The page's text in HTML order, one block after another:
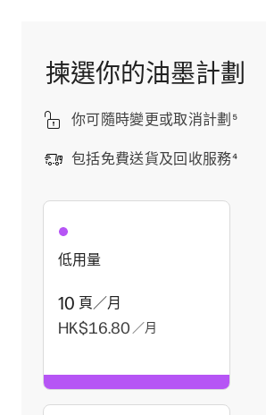
揀選你的油墨計劃
你可隨時變更或取消計劃 ⁵
包括免費送貨及回收服務⁴
低用量
10 頁／月
HK$16.80 ／月